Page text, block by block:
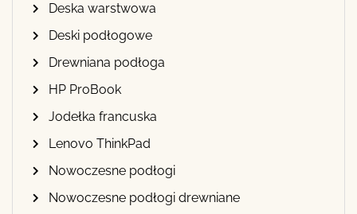
Deska warstwowa
Deski podłogowe
Drewniana podłoga
HP ProBook
Jodełka francuska
Lenovo ThinkPad
Nowoczesne podłogi
Nowoczesne podłogi drewniane